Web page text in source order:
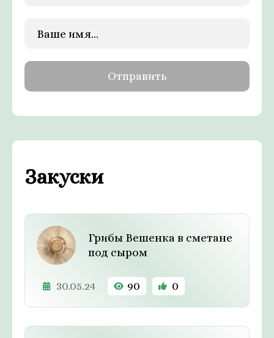
Закуски
Грибы Вешенка в сметане
под сыром
30.05.24 90 0